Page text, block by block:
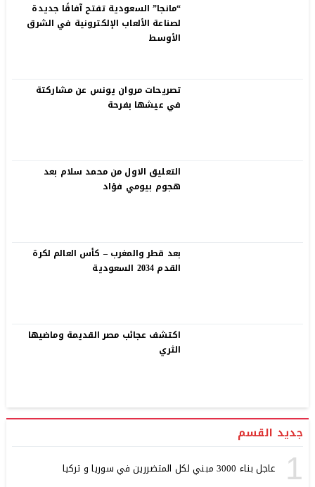
“مانجا” السعودية تفتح آفاقًا جديدة
لصناعة الألعاب الإلكترونية في الشرق
الأوسط
تصريحات مروان يونس عن مشاركتة
في عيشها بفرحة
التعليق الاول من محمد سلام بعد
هجوم بيومي فؤاد
بعد قطر والمغرب – كأس العالم لكرة
القدم 2034 السعودية
اكتشف عجائب مصر القديمة وماضيها
الثري
جديد القسم
1 عاجل بناء 3000 مبني لكل المتضررين في سوريا و تركيا